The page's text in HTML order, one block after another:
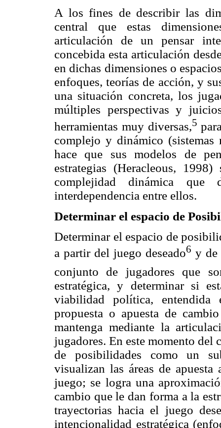
A los fines de describir las
central que estas
articulación de un pensar
concebida esta articulación
en dichas dimensiones o
enfoques, teorías de acción, y
una situación concreta, los
múltiples perspectivas y
herramientas muy diversas,5
complejo y dinámico (sistemas
hace que sus modelos de
estrategias (Heracleous, 1998)
complejidad dinámica
interdependencia entre ellos.
Determinar el espacio de
Determinar el espacio de
a partir del juego deseado6 y de
conjunto de jugadores que
estratégica, y determinar si
viabilidad política,
propuesta o apuesta de
mantenga mediante la
jugadores. En este momento del
de posibilidades como un
visualizan las áreas de apuesta
juego; se logra una
cambio que le dan forma a la
trayectorias hacia el juego
intencionalidad estratégica